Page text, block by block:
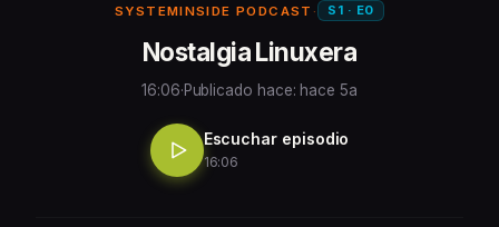
SYSTEMINSIDE PODCAST · S1 · E0
Nostalgia Linuxera
16:06·Publicado hace: hace 5a
Escuchar episodio
16:06